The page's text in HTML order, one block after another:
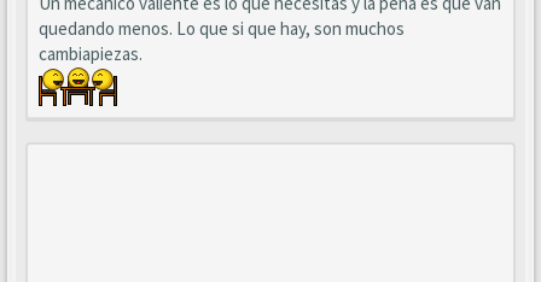
quedando menos. Lo que si que hay, son muchos
cambiapiezas.